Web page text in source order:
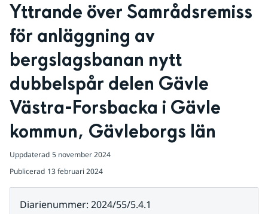
Yttrande över Samrådsremiss
för anläggning av
bergslagsbanan nytt
dubbelspår delen Gävle
Västra-Forsbacka i Gävle
kommun, Gävleborgs län
Uppdaterad 5 november 2024
Publicerad 13 februari 2024
Diarienummer: 2024/55/5.4.1